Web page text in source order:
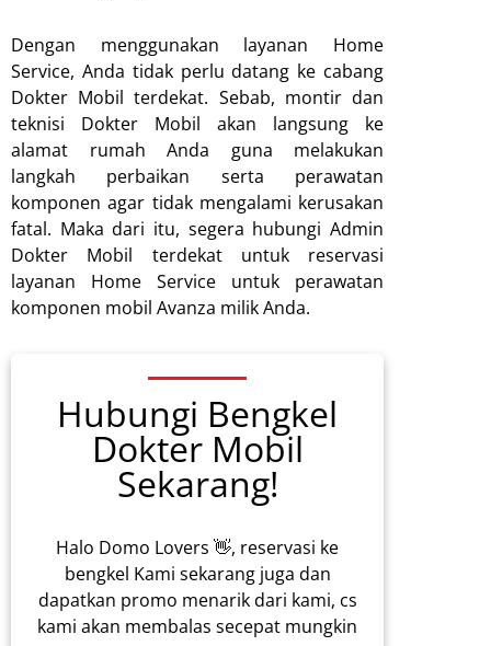
Dengan menggunakan layanan Home
Service, Anda tidak perlu datang ke cabang
Dokter Mobil terdekat. Sebab, montir dan
teknisi Dokter Mobil akan langsung ke
alamat rumah Anda guna melakukan
langkah perbaikan serta perawatan
komponen agar tidak mengalami kerusakan
fatal. Maka dari itu, segera hubungi Admin
Dokter Mobil terdekat untuk reservasi
layanan Home Service untuk perawatan
komponen mobil Avanza milik Anda.
Hubungi Bengkel
Dokter Mobil
Sekarang!
Halo Domo Lovers 👋, reservasi ke
bengkel Kami sekarang juga dan
dapatkan promo menarik dari kami, cs
kami akan membalas secepat mungkin